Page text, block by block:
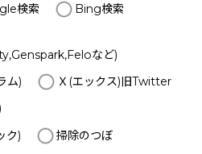
検索
Bing検索
など)
ム)
Ｘ(エックス)旧Twitter
ク)
掃除のつぼ